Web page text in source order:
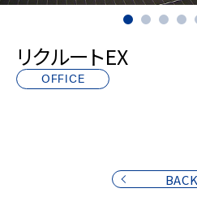
リクルートEX
OFFICE
BACK